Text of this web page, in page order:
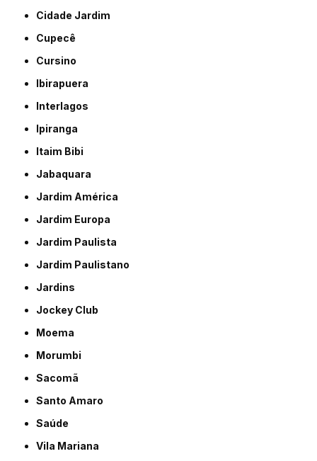
Cidade Jardim
Cupecê
Cursino
Ibirapuera
Interlagos
Ipiranga
Itaim Bibi
Jabaquara
Jardim América
Jardim Europa
Jardim Paulista
Jardim Paulistano
Jardins
Jockey Club
Moema
Morumbi
Sacomã
Santo Amaro
Saúde
Vila Mariana